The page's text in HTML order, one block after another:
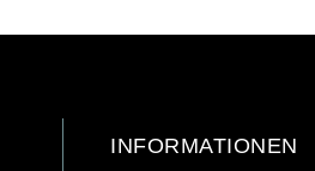
INFORMATIONEN